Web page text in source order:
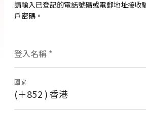
請輸入已登記的電話號碼或電郵地址接收
戶密碼。
登入名稱 *
國家
(＋852 ) 香港